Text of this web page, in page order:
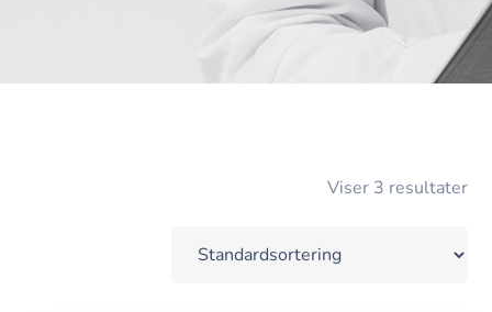
Viser 3 resultater